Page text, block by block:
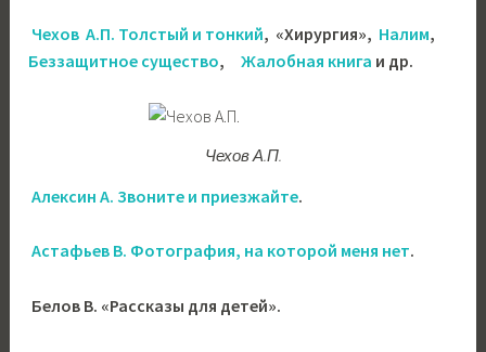
Чехов А.П. Толстый и тонкий, «Хирургия», Налим,
Беззащитное существо,Жалобная книга и др.
Чехов А.П.
Алексин А. Звоните и приезжайте.
Астафьев В. Фотография, на которой меня нет.
Белов В. «Рассказы для детей».